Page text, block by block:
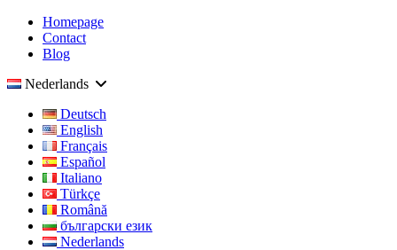
Homepage
Contact
Blog
Nederlands
Deutsch
English
Français
Español
Italiano
Türkçe
Română
български език
Nederlands